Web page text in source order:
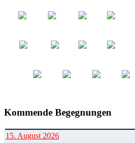
Kommende Begegnungen
15. August 2026